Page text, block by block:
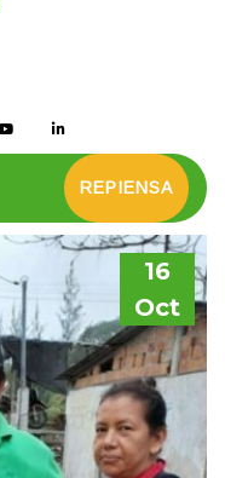
REPIENSA
16
Oct